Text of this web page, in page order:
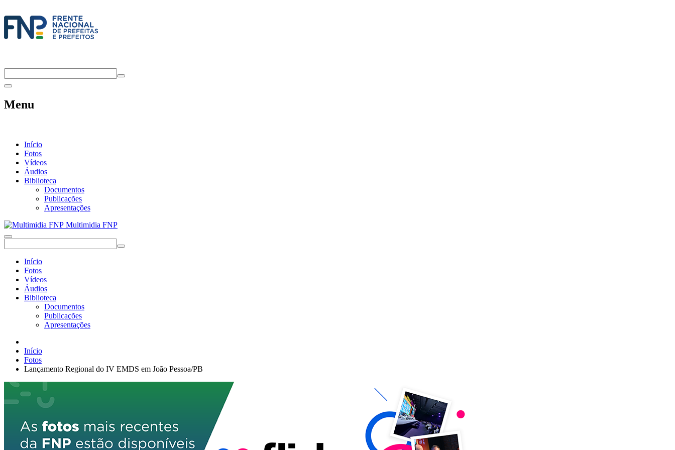
Menu
Início
Fotos
Vídeos
Áudios
Biblioteca
Documentos
Publicações
Apresentações
Multimidia FNP
Início
Fotos
Vídeos
Áudios
Biblioteca
Documentos
Publicações
Apresentações
Início
Fotos
Lançamento Regional do IV EMDS em João Pessoa/PB